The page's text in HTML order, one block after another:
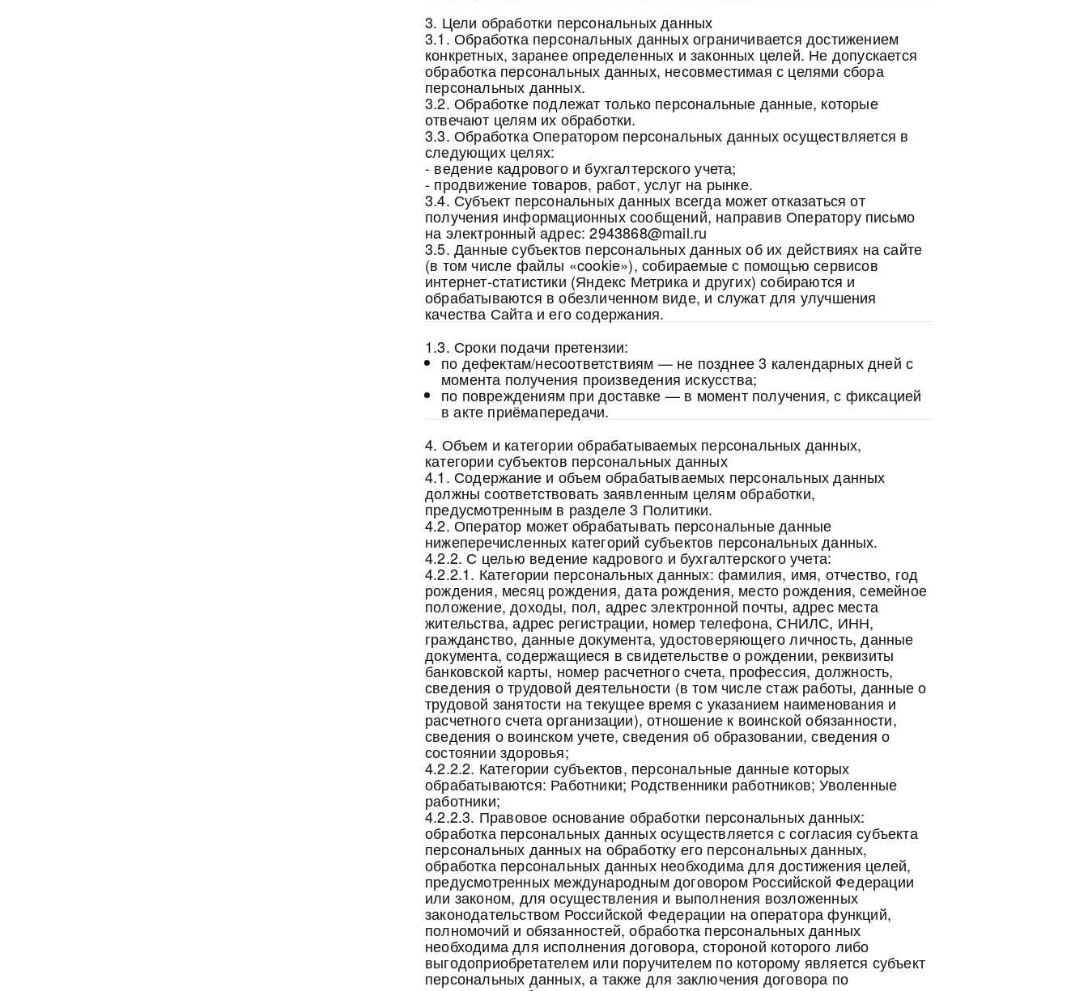
3. Цели обработки персональных данных
3.1. Обработка персональных данных ограничивается достижением
конкретных, заранее определенных и законных целей. Не допускается
обработка персональных данных, несовместимая с целями сбора
персональных данных.
3.2. Обработке подлежат только персональные данные, которые
отвечают целям их обработки.
3.3. Обработка Оператором персональных данных осуществляется в
следующих целях:
- ведение кадрового и бухгалтерского учета;
- продвижение товаров, работ, услуг на рынке.
3.4. Субъект персональных данных всегда может отказаться от
получения информационных сообщений, направив Оператору письмо
на электронный адрес: 2943868@mail.ru
3.5. Данные субъектов персональных данных об их действиях на сайте
(в том числе файлы «cookie»), собираемые с помощью сервисов
интернет-статистики (Яндекс Метрика и других) собираются и
обрабатываются в обезличенном виде, и служат для улучшения
качества Сайта и его содержания.
1.3. Сроки подачи претензии:
по дефектам/несоответствиям — не позднее 3 календарных дней с
момента получения произведения искусства;
по повреждениям при доставке — в момент получения, с фиксацией
в акте приёмапередачи.
4. Объем и категории обрабатываемых персональных данных,
категории субъектов персональных данных
4.1. Содержание и объем обрабатываемых персональных данных
должны соответствовать заявленным целям обработки,
предусмотренным в разделе 3 Политики.
4.2. Оператор может обрабатывать персональные данные
нижеперечисленных категорий субъектов персональных данных.
4.2.2. С целью ведение кадрового и бухгалтерского учета:
4.2.2.1. Категории персональных данных: фамилия, имя, отчество, год
рождения, месяц рождения, дата рождения, место рождения, семейное
положение, доходы, пол, адрес электронной почты, адрес места
жительства, адрес регистрации, номер телефона, СНИЛС, ИНН,
гражданство, данные документа, удостоверяющего личность, данные
документа, содержащиеся в свидетельстве о рождении, реквизиты
банковской карты, номер расчетного счета, профессия, должность,
сведения о трудовой деятельности (в том числе стаж работы, данные о
трудовой занятости на текущее время с указанием наименования и
расчетного счета организации), отношение к воинской обязанности,
сведения о воинском учете, сведения об образовании, сведения о
состоянии здоровья;
4.2.2.2. Категории субъектов, персональные данные которых
обрабатываются: Работники; Родственники работников; Уволенные
работники;
4.2.2.3. Правовое основание обработки персональных данных:
обработка персональных данных осуществляется с согласия субъекта
персональных данных на обработку его персональных данных,
обработка персональных данных необходима для достижения целей,
предусмотренных международным договором Российской Федерации
или законом, для осуществления и выполнения возложенных
законодательством Российской Федерации на оператора функций,
полномочий и обязанностей, обработка персональных данных
необходима для исполнения договора, стороной которого либо
выгодоприобретателем или поручителем по которому является субъект
персональных данных, а также для заключения договора по